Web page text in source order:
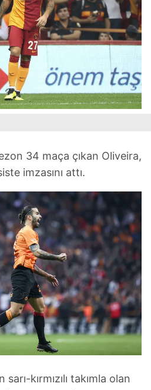
34 maça çıkan Oliveira,
imzasını attı.
kırmızılı takımla olan